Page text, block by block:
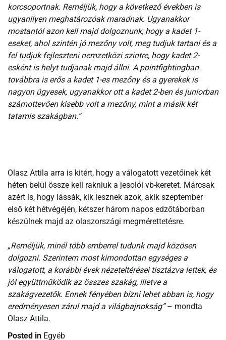
korcsoportnak. Reméljük, hogy a következő években is
ugyanilyen meghatározóak maradnak. Ugyanakkor
mostantól azon kell majd dolgoznunk, hogy a kadet 1-
eseket, ahol szintén jó mezőny volt, meg tudjuk tartani és a
fel tudjuk fejleszteni nemzetközi szintre, hogy kadet 2-
esként is helyt tudjanak majd állni. A pointfightingban
továbbra is erős a kadet 1-es mezőny és a gyerekek is
nagyon ügyesek, ugyanakkor ott a kadet 2-ben és juniorban
számottevően kisebb volt a mezőny, mint a másik két
tatamis szakágban.”
Olasz Attila arra is kitért, hogy a válogatott vezetőinek két
héten belül össze kell rakniuk a jesolói vb-keretet. Márcsak
azért is, hogy lássák, kik lesznek azok, akik szeptember
első két hétvégéjén, kétszer három napos edzőtáborban
készülnek majd az olaszországi megmérettetésre.
„Reméljük, minél több emberrel tudunk majd közösen
dolgozni. Szerintem most kimondottan egységes a
válogatott, a korábbi évek nézeteltérései tisztázva lettek, és
jól együttműködik az összes szakág, illetve a
szakágvezetők. Ennek fényében bízni lehet abban is, hogy
eredményesen zárul majd a világbajnokság”– mondta
Olasz Attila.
Posted in Egyéb